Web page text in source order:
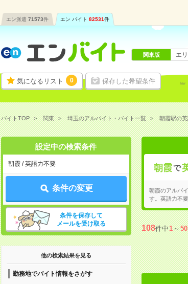
エン派遣 71573件 エン バイト 82531件
気になるリスト 0 保存した希望条件
関東版 エ
バイトTOP 関東 埼玉のアルバイト・バイト一覧 朝霞駅の
設定中の検索条件
朝霞 / 英語力不要
条件の変更
条件を保存して
メールを受け取る
他の検索結果を見る
勤務地でバイト情報をさがす
朝霞で
朝霞のアルバ
す。英語力不
108件中1～50